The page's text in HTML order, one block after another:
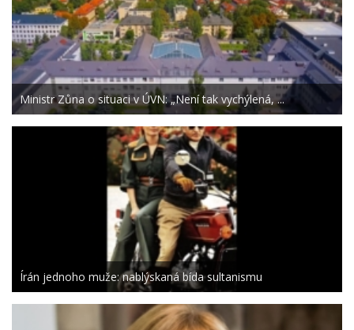
Ministr Zůna o situaci v ÚVN: „Není tak vychýlená, ...
Írán jednoho muže: nablýskaná bída sultanismu